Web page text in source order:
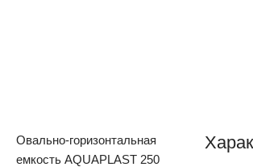
Овально-горизонтальная
емкость AQUAPLAST 250